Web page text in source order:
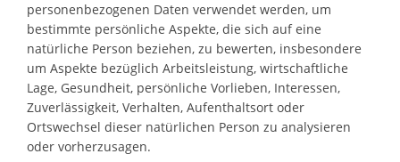
personenbezogenen Daten verwendet werden, um
bestimmte persönliche Aspekte, die sich auf eine
natürliche Person beziehen, zu bewerten, insbesondere
um Aspekte bezüglich Arbeitsleistung, wirtschaftliche
Lage, Gesundheit, persönliche Vorlieben, Interessen,
Zuverlässigkeit, Verhalten, Aufenthaltsort oder
Ortswechsel dieser natürlichen Person zu analysieren
oder vorherzusagen.